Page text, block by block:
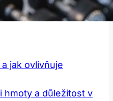
jak ovlivňuje
hmoty a důležitost v